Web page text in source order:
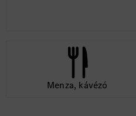
számára
Széles
egészséghónap:
Menza, kávézó